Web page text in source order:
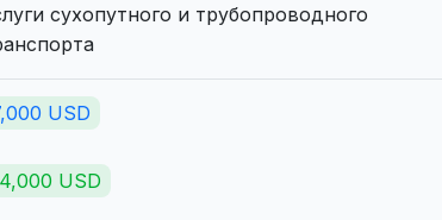
сухопутного и трубопроводного
USD
USD